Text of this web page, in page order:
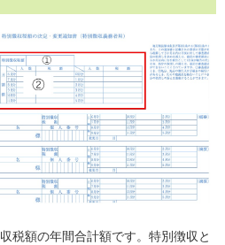
税額の年間合計額です。特別徴収と